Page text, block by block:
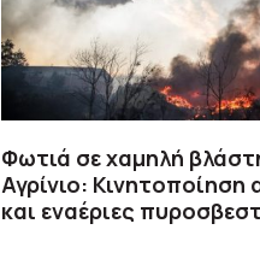
Φωτιά σε χαμηλή
Αγρίνιο: Κινητοποίηση
και εναέριες